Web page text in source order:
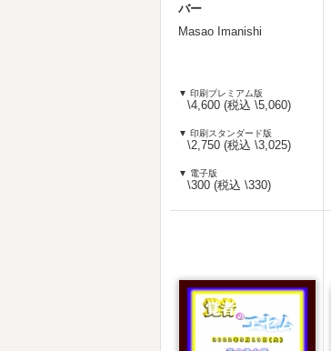
バー
Masao Imanishi
▼ 印刷プレミアム版
\4,600 (税込 \5,060)
▼ 印刷スタンダード版
\2,750 (税込 \3,025)
▼ 電子版
\300 (税込 \330)